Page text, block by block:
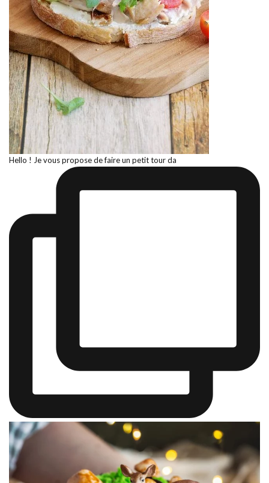
Hello ! Je vous propose de faire un petit tour da